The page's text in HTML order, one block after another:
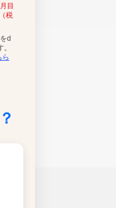
目
税
d
ら